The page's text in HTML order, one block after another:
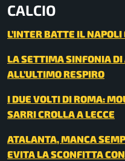
CALCIO
L’INTER BATTE IL
LA SETTIMA SINFONIA DI
ALL’ULTIMO RESPIRO
I DUE VOLTI DI ROMA:
SARRI CROLLA A LECCE
ATALANTA, MANCA
EVITA LA SCONFITTA